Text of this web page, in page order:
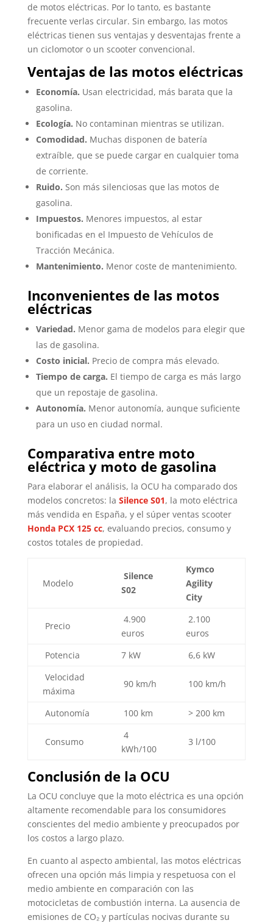
de motos eléctricas. Por lo tanto, es bastante
frecuente verlas circular. Sin embargo, las motos
eléctricas tienen sus ventajas y desventajas frente a
un ciclomotor o un scooter convencional.
Ventajas de las motos eléctricas
Economía. Usan electricidad, más barata que la
gasolina.
Ecología. No contaminan mientras se utilizan.
Comodidad. Muchas disponen de batería
extraíble, que se puede cargar en cualquier toma
de corriente.
Ruido. Son más silenciosas que las motos de
gasolina.
Impuestos. Menores impuestos, al estar
bonificadas en el Impuesto de Vehículos de
Tracción Mecánica.
Mantenimiento. Menor coste de mantenimiento.
Inconvenientes de las motos
eléctricas
Variedad. Menor gama de modelos para elegir que
las de gasolina.
Costo inicial. Precio de compra más elevado.
Tiempo de carga. El tiempo de carga es más largo
que un repostaje de gasolina.
Autonomía. Menor autonomía, aunque suficiente
para un uso en ciudad normal.
Comparativa entre moto
eléctrica y moto de gasolina
Para elaborar el análisis, la OCU ha comparado dos
modelos concretos: la Silence S01, la moto eléctrica
más vendida en España, y el súper ventas scooter
Honda PCX 125 cc, evaluando precios, consumo y
costos totales de propiedad.
Modelo
Silence
S02
Kymco
Agility
City
Precio
4.900
euros
2.100
euros
Potencia
7 kW
6,6 kW
Velocidad
máxima
90 km/h 100 km/h
Autonomía 100 km > 200 km
Consumo
4
kWh/100
3 l/100
Conclusión de la OCU
La OCU concluye que la moto eléctrica es una opción
altamente recomendable para los consumidores
conscientes del medio ambiente y preocupados por
los costos a largo plazo.
En cuanto al aspecto ambiental, las motos eléctricas
ofrecen una opción más limpia y respetuosa con el
medio ambiente en comparación con las
motocicletas de combustión interna. La ausencia de
emisiones de CO₂ y partículas nocivas durante su